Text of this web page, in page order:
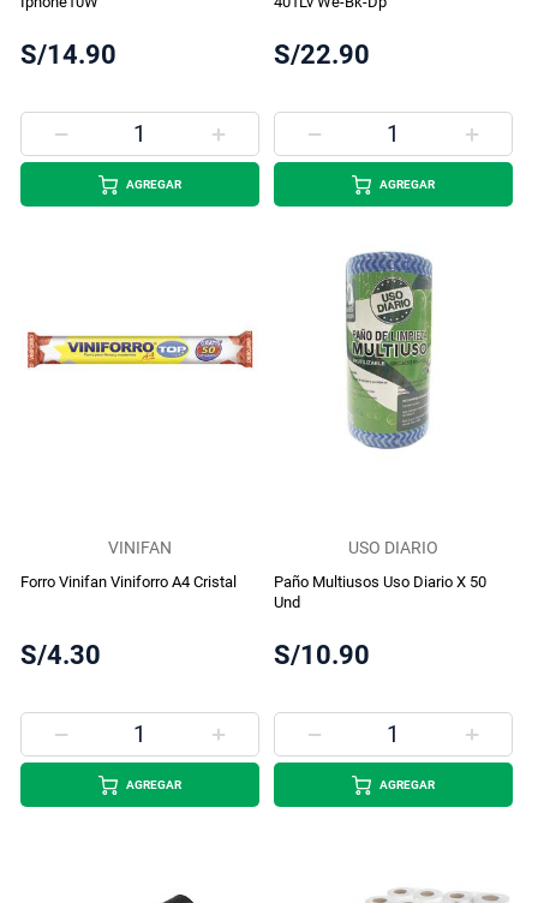
S/14.90
AGREGAR
S/22.90
AGREGAR
VINIFAN
Forro Vinifan Viniforro A4 Cristal
S/4.30
AGREGAR
USO DIARIO
Paño Multiusos Uso Diario X 50
Und
S/10.90
AGREGAR